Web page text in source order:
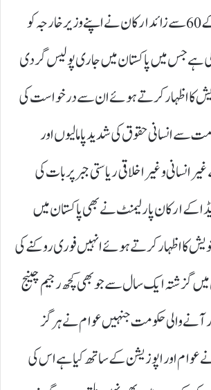
امریکہ کی کانگریس کے60سے زائد ارکان نے اپنے وزیر خارجہ کو
ہے جس میں پاکستان میں جاری پولیس گردی
کا اظہار کرتے ہوئے ان سے درخواست کی
سے انسانی حقوق کی شدید پامالیوں اور
و غیر اخلاقی ریاستی جبر پر بات کی
کے ارکان پارلیمنٹ نے بھی پاکستان میں
کا اظہار کرتے ہوئے انہیں فوری روکنے کی
گزشتہ ایک سال سے جو بھی کچھ رجیم چینج
آنے والی حکومت جنہیں عوام نے ہرگز
عوام اور اپوزیشن کے ساتھ کیا ہے اس کی